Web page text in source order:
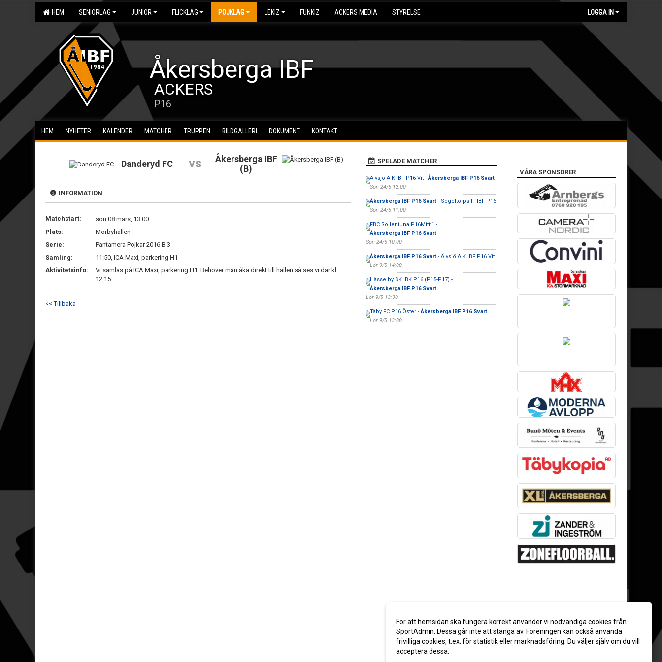
HEM SENIORLAG JUNIOR FLICKLAG POJKLAG LEKIZ FUNKIZ ACKERS MEDIA STYRELSE LOGGA IN
Åkersberga IBF
ACKERS
P16
HEM NYHETER KALENDER MATCHER TRUPPEN BILDGALLERI DOKUMENT KONTAKT
Danderyd FC vs
Åkersberga IBF
(B)
INFORMATION
Matchstart:
sön 08 mars, 13:00
Plats:
Mörbyhallen
Serie:
Pantamera Pojkar 2016 B 3
Samling:
11:50, ICA Maxi, parkering H1
Aktivitetsinfo:
Vi samlas på ICA Maxi, parkering H1. Behöver man åka direkt till hallen så ses vi där kl
12:15.
<< Tillbaka
SPELADE MATCHER
Älvsjö AIK IBF P16 Vit -Åkersberga IBF P16 Svart
Sön 24/5 12:00
Åkersberga IBF P16 Svart- Segeltorps IF IBF P16
Sön 24/5 11:00
FBC Sollentuna P16Mitt:1 -
Åkersberga IBF P16 Svart
Sön 24/5 10:00
Åkersberga IBF P16 Svart- Älvsjö AIK IBF P16 Vit
Lör 9/5 14:00
Hässelby SK IBK P16 (P15-P17) -
Åkersberga IBF P16 Svart
Lör 9/5 13:30
Täby FC P16 Öster -Åkersberga IBF P16 Svart
Lör 9/5 13:00
VÅRA SPONSORER
För att hemsidan ska fungera korrekt använder vi nödvändiga cookies från
SportAdmin. Dessa går inte att stänga av. Föreningen kan också använda
frivilliga cookies, t.ex. för statistik eller marknadsföring. Du väljer själv om du vill
acceptera dessa.